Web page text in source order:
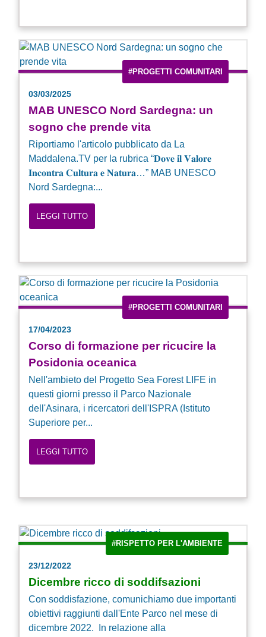
#PROGETTI COMUNITARI
03/03/2025
MAB UNESCO Nord Sardegna: un
sogno che prende vita
Riportiamo l'articolo pubblicato da La
Maddalena.TV per la rubrica “𝐃𝐨𝐯𝐞 𝐢𝐥 𝐕𝐚𝐥𝐨𝐫𝐞
𝐈𝐧𝐜𝐨𝐧𝐭𝐫𝐚 𝐂𝐮𝐥𝐭𝐮𝐫𝐚 𝐞 𝐍𝐚𝐭𝐮𝐫𝐚…” MAB UNESCO
Nord Sardegna:...
LEGGI TUTTO
#PROGETTI COMUNITARI
17/04/2023
Corso di formazione per ricucire la
Posidonia oceanica
Nell'ambieto del Progetto Sea Forest LIFE in
questi giorni presso il Parco Nazionale
dell'Asinara, i ricercatori dell'ISPRA (Istituto
Superiore per...
LEGGI TUTTO
#RISPETTO PER L'AMBIENTE
23/12/2022
Dicembre ricco di soddifsazioni
Con soddisfazione, comunichiamo due importanti
obiettivi raggiunti dall'Ente Parco nel mese di
dicembre 2022. In relazione alla